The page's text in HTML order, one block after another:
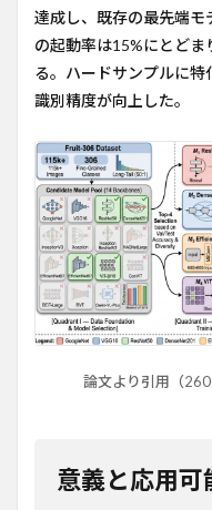
達成し、既存の最先端モ
の起動率は15%にとどま
る。ハードサンプルに
識別精度が向上した。
論文より引用（
意義と応用可